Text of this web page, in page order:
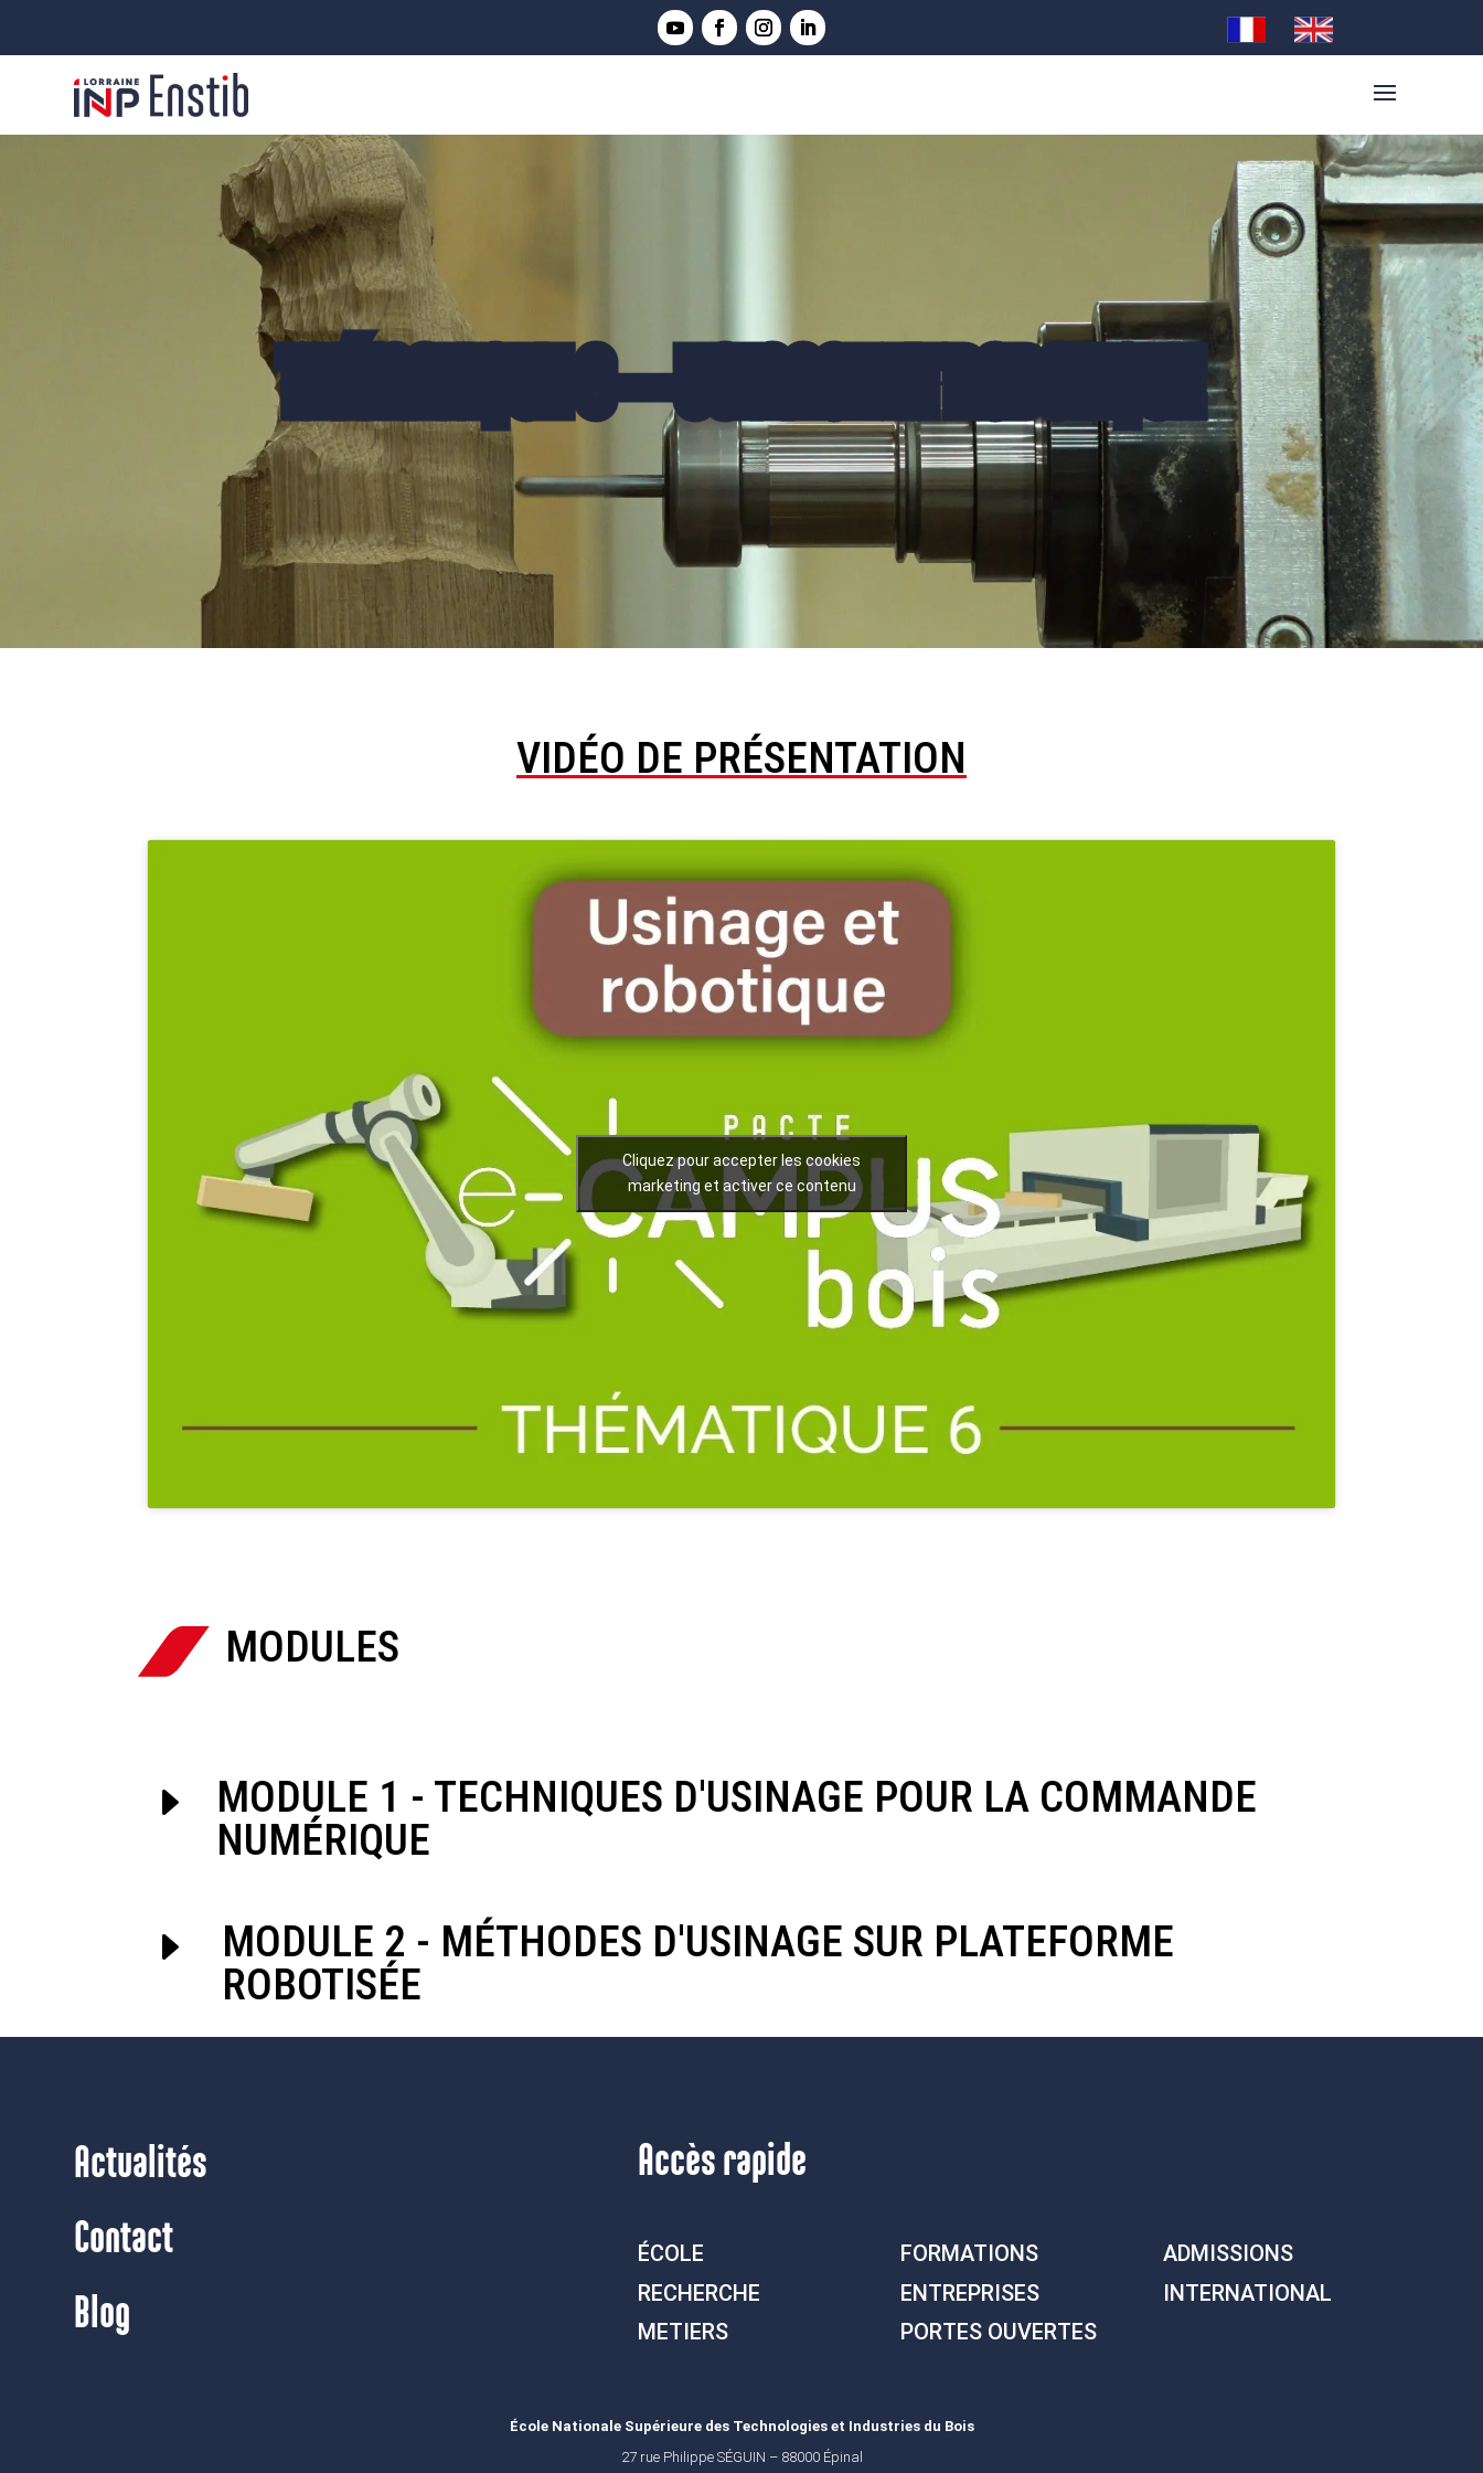
THÉMATIQUE 6 – USINAGE ET ROBOTIQUE
VIDÉO DE PRÉSENTATION
Cliquez pour accepter les cookies
marketing et activer ce contenu
 MODULES
C
MODULE 1 - TECHNIQUES D'USINAGE POUR LA COMMANDE
NUMÉRIQUE
C
MODULE 2 - MÉTHODES D'USINAGE SUR PLATEFORME
ROBOTISÉE
Actualités
Contact
Blog
Accès rapide
ÉCOLE FORMATIONS
ADMISSIONS
RECHERCHE
ENTREPRISES
INTERNATIONAL
METIERS
PORTES OUVERTES
École Nationale Supérieure des Technologies et Industries du Bois
27 rue Philippe SÉGUIN – 88000 Épinal